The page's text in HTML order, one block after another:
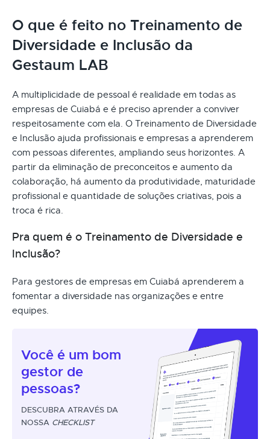
O que é feito no Treinamento de
Diversidade e Inclusão da
Gestaum LAB
A multiplicidade de pessoal é realidade em todas as
empresas de Cuiabá e é preciso aprender a conviver
respeitosamente com ela. O Treinamento de Diversidade
e Inclusão ajuda profissionais e empresas a aprenderem
com pessoas diferentes, ampliando seus horizontes. A
partir da eliminação de preconceitos e aumento da
colaboração, há aumento da produtividade, maturidade
profissional e quantidade de soluções criativas, pois a
troca é rica.
Pra quem é o Treinamento de Diversidade e
Inclusão?
Para gestores de empresas em Cuiabá aprenderem a
fomentar a diversidade nas organizações e entre
equipes.
Você é um bom
gestor de
pessoas?
DESCUBRA ATRAVÉS DA
NOSSA CHECKLIST